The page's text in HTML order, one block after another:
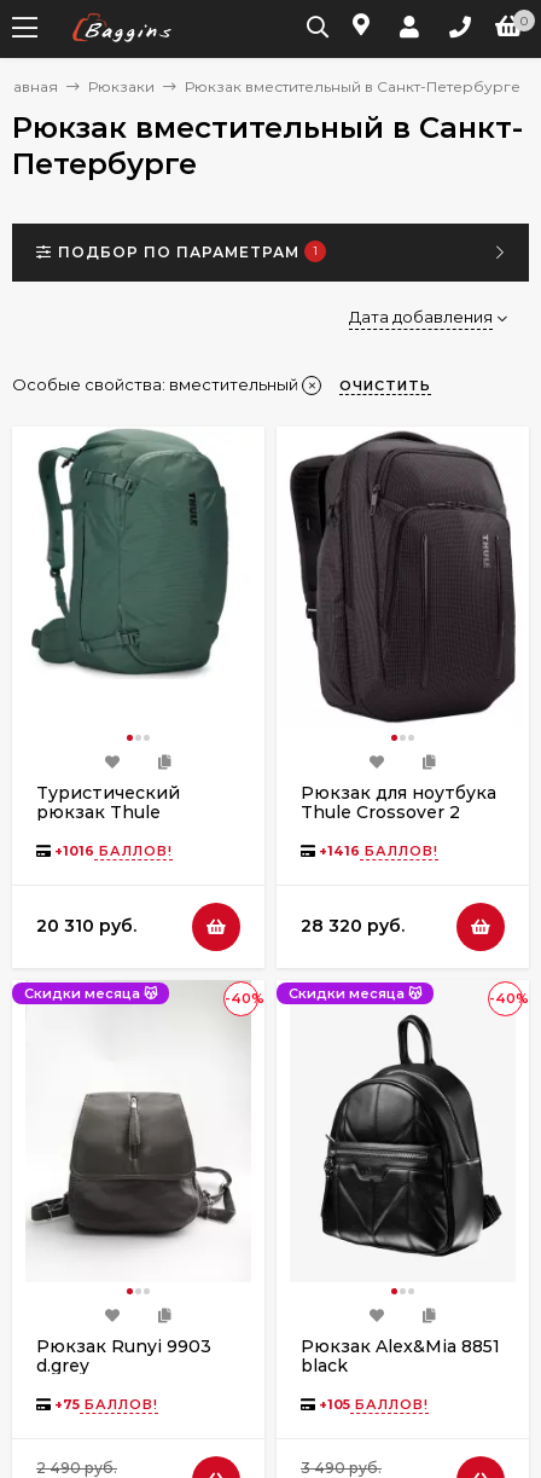
0
Рюкзаки Рюкзак вместительный в Санкт-Петербурге
Рюкзак вместительный в Санкт-
Петербурге
ПОДБОР ПО ПАРАМЕТРАМ 1
Дата добавления
Особые свойства: вместительный ОЧИСТИТЬ
Туристический
рюкзак Thule
40L, Hazy Green
+1016 БАЛЛОВ!
20 310 руб.
Рюкзак для ноутбука
Thule Crossover 2
+1416 БАЛЛОВ!
28 320 руб.
-40%
Скидки месяца 😽
Рюкзак Runyi 9903
d.grey
+75 БАЛЛОВ!
2 490 руб.
-40%
Скидки месяца 😽
Рюкзак Alex&Mia 8851
black
+105 БАЛЛОВ!
3 490 руб.